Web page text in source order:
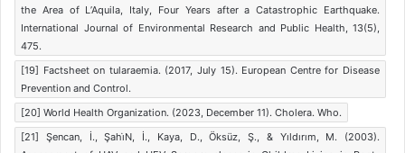
the Area of L’Aquila, Italy, Four Years after a Catastrophic Earthquake.
International Journal of Environmental Research and Public Health, 13(5),
475.
[19] Factsheet on tularaemia. (2017, July 15). European Centre for Disease
Prevention and Control.
[20] World Health Organization. (2023, December 11). Cholera. Who.
[21] Şencan, İ., Şahi̇N, İ., Kaya, D., Öksüz, Ş., & Yıldırım, M. (2003).